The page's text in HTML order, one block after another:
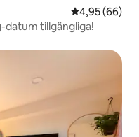
4,95 av 5 i
4,95 (66)
datum tillgängliga!